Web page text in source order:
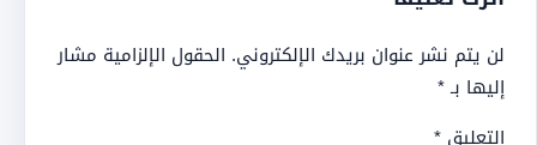
لن يتم نشر عنوان بريدك الإلكتروني. الحقول الإلزامية مشار
إليها بـ*
التعليق *